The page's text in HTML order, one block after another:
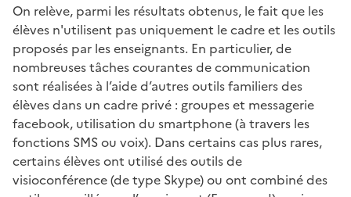
On relève, parmi les résultats obtenus, le fait que les
élèves n'utilisent pas uniquement le cadre et les outils
proposés par les enseignants. En particulier, de
nombreuses tâches courantes de communication
sont réalisées à l’aide d’autres outils familiers des
élèves dans un cadre privé : groupes et messagerie
facebook, utilisation du smartphone (à travers les
fonctions SMS ou voix). Dans certains cas plus rares,
certains élèves ont utilisé des outils de
visioconférence (de type Skype) ou ont combiné des